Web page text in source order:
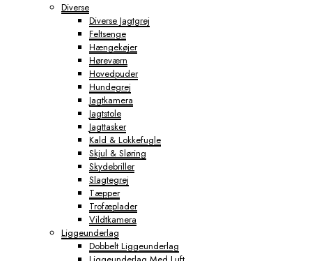
Diverse
Diverse Jagtgrej
Feltsenge
Hængekøjer
Høreværn
Hovedpuder
Hundegrej
Jagtkamera
Jagtstole
Jagttasker
Kald & Lokkefugle
Skjul & Sløring
Skydebriller
Slagtegrej
Tæpper
Trofæplader
Vildtkamera
Liggeunderlag
Dobbelt Liggeunderlag